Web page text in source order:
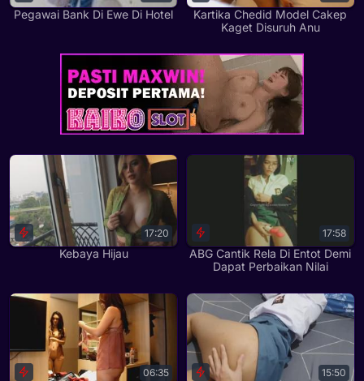
Pegawai Bank Di Ewe Di Hotel
Kartika Chedid Model Cakep
Kaget Disuruh Anu
Kebaya Hijau
17:20
ABG Cantik Rela Di Entot Demi
Dapat Perbaikan Nilai
17:58
06:35 15:50